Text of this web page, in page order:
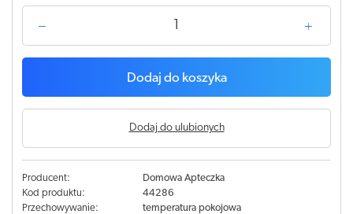
Dodaj do koszyka
Dodaj do ulubionych
Producent:
Domowa Apteczka
Kod produktu:
44286
Przechowywanie:
temperatura pokojowa